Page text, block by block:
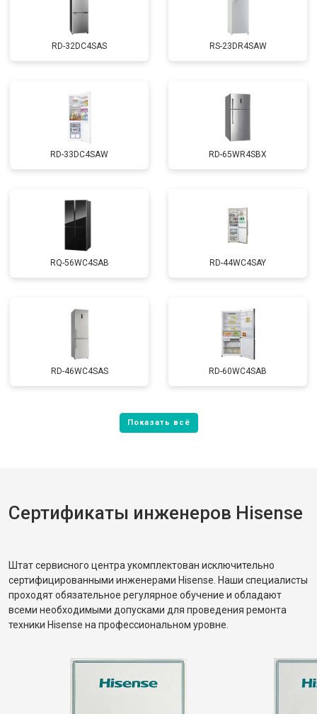
RD-32DC4SAS RS-23DR4SAW
RD-33DC4SAW RD-65WR4SBX
RQ-56WC4SAB RD-44WC4SAY
RD-46WC4SAS RD-60WC4SAB
Сертификаты инженеров Hisense
Штат сервисного центра укомплектован исключительно
сертифицированными инженерами Hisense. Наши специалисты
проходят обязательное регулярное обучение и обладают
всеми необходимыми допусками для проведения ремонта
техники Hisense на профессиональном уровне.